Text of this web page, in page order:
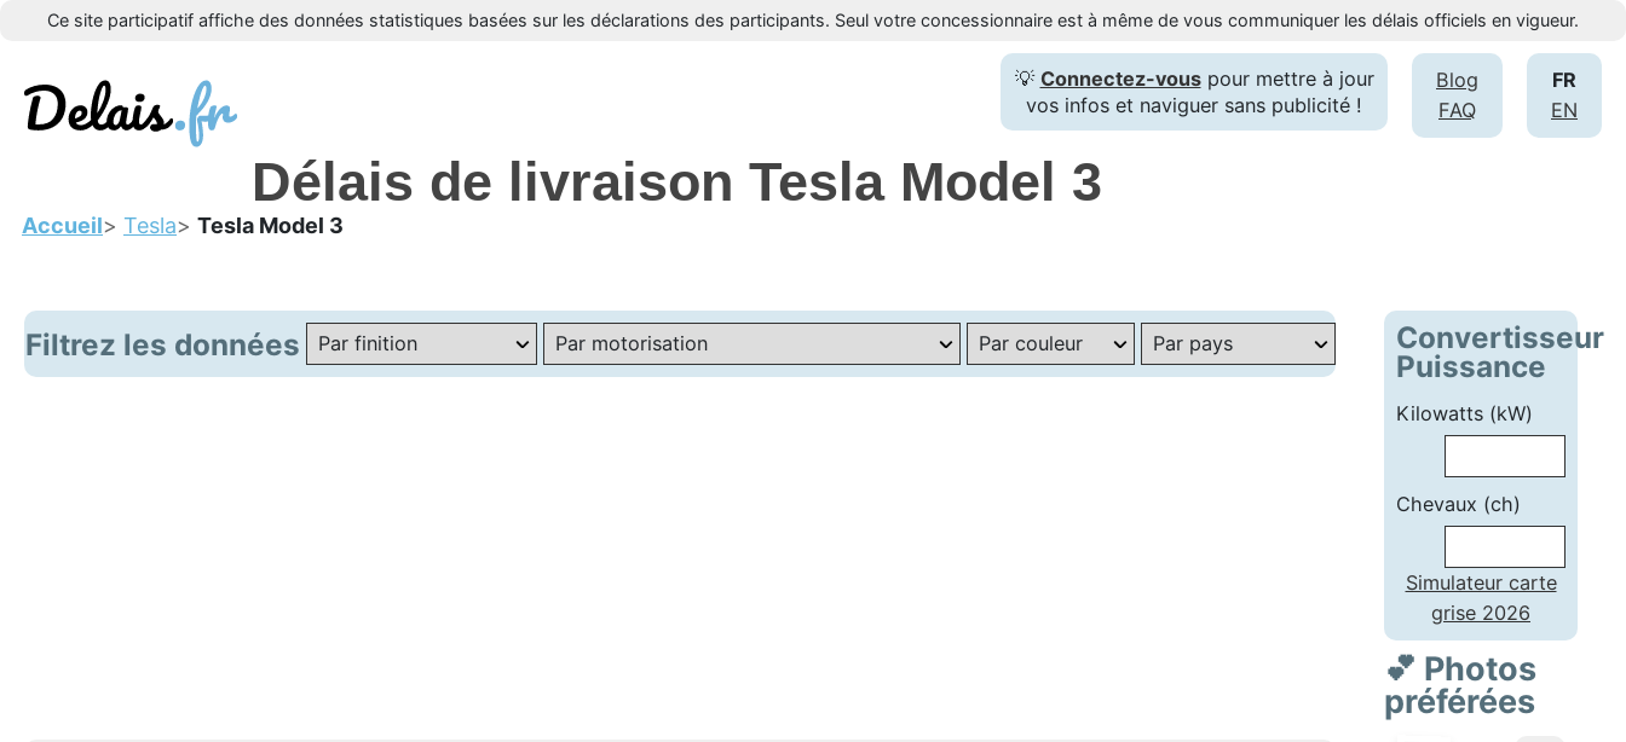
Ce site participatif affiche des données statistiques basées sur les déclarations des participants. Seul votre concessionnaire est à même de vous communiquer les délais officiels en vigueur.
FR
EN
Blog
FAQ
💡 Connectez-vouspour mettre à jour
vos infos et naviguer sans publicité !
Délais de livraison Tesla Model 3
Accueil Tesla Tesla Model 3
Convertisseur
Puissance
Kilowatts (kW)
Chevaux (ch)
Simulateur carte
grise 2026
💕 Photos
préférées
Filtrez les données